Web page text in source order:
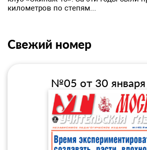
километров по степям...
Свежий номер
№05 от 30